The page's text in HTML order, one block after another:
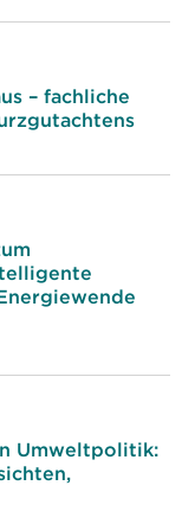
– fachliche
Umweltpolitik: